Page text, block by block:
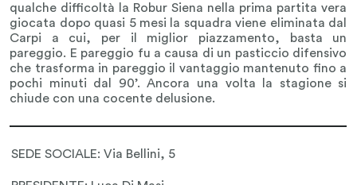
qualche difficoltà la Robur Siena nella prima partita vera
giocata dopo quasi 5 mesi la squadra viene eliminata dal
Carpi a cui, per il miglior piazzamento, basta un
pareggio. E pareggio fu a causa di un pasticcio difensivo
che trasforma in pareggio il vantaggio mantenuto fino a
pochi minuti dal 90’. Ancora una volta la stagione si
chiude con una cocente delusione.